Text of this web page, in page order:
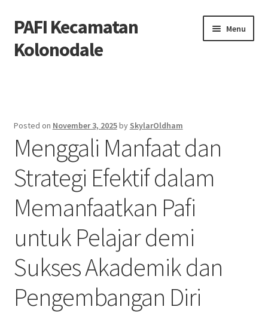
Skip
to
navigation
Skip
to
content
PAFI Kecamatan
Kolonodale
Menu
Privacy Policy
Tentang Kami
Posted on November 3, 2025by SkylarOldham
Menggali Manfaat dan
Strategi Efektif dalam
Memanfaatkan Pafi
untuk Pelajar demi
Sukses Akademik dan
Pengembangan Diri